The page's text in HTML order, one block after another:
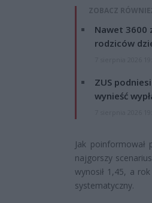
ZOBACZ
Nawet 3600
rodziców
ZUS
wynieść
Jak
najgorszy
wynosił 1,45, a
systematyczny.